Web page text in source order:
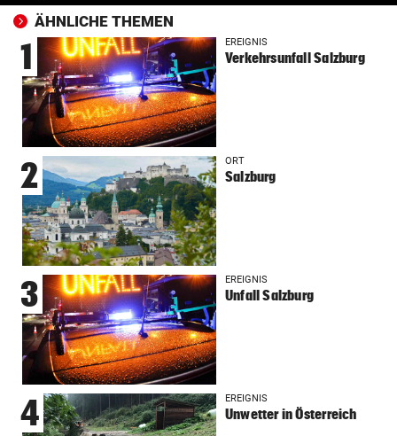
ÄHNLICHE THEMEN
1 EREIGNIS
Verkehrsunfall Salzburg
2 ORT
Salzburg
3 EREIGNIS
Unfall Salzburg
4 EREIGNIS
Unwetter in Österreich